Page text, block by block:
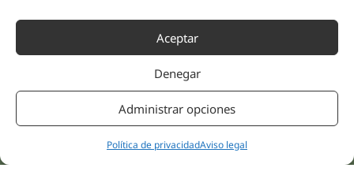
Aceptar
Denegar
Administrar opciones
Política de privacidadAviso legal
Enlaces rápidos
Tratamientos pacientes
Opiniones
Instagram
Youtube
Facebook